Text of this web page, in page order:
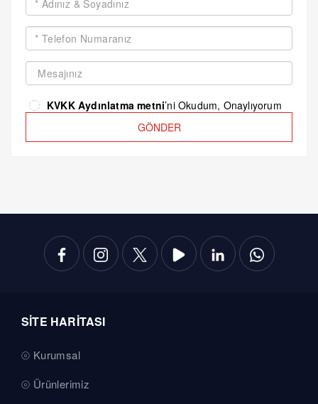
KVKK Aydınlatma metni’ni Okudum, Onaylıyorum
GÖNDER
SİTE HARİTASI
Kurumsal
Ürünlerimiz